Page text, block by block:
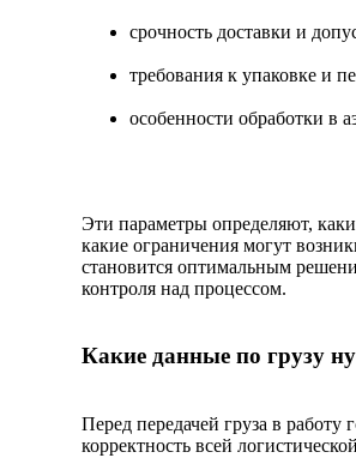
срочность доставки и
требования к упаковке и
особенности обработки в
Эти параметры определяют,
какие ограничения могут
становится оптимальным
контроля над процессом.
Какие данные по грузу
Перед передачей груза в работу
корректность всей